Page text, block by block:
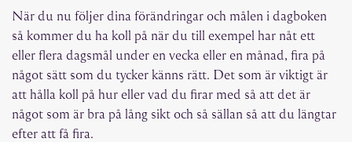
När du nu följer dina förändringar och målen i dagboken
så kommer du ha koll på när du till exempel har nåt ett
eller flera dagsmål under en vecka eller en månad, fira på
något sätt som du tycker känns rätt. Det som är viktigt är
att hålla koll på hur eller vad du firar med så att det är
något som är bra på lång sikt och så sällan så att du längtar
efter att få fira.